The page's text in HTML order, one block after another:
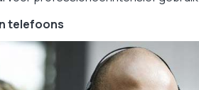
telefoons